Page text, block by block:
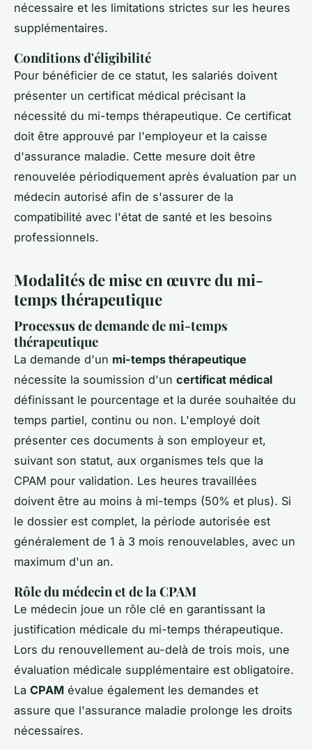
nécessaire et les limitations strictes sur les heures
supplémentaires.
Conditions d'éligibilité
Pour bénéficier de ce statut, les salariés doivent
présenter un certificat médical précisant la
nécessité du mi-temps thérapeutique. Ce certificat
doit être approuvé par l'employeur et la caisse
d'assurance maladie. Cette mesure doit être
renouvelée périodiquement après évaluation par un
médecin autorisé afin de s'assurer de la
compatibilité avec l'état de santé et les besoins
professionnels.
Modalités de mise en œuvre du mi-
temps thérapeutique
Processus de demande de mi-temps
thérapeutique
La demande d'un mi-temps thérapeutique
nécessite la soumission d'un certificat médical
définissant le pourcentage et la durée souhaitée du
temps partiel, continu ou non. L'employé doit
présenter ces documents à son employeur et,
suivant son statut, aux organismes tels que la
CPAM pour validation. Les heures travaillées
doivent être au moins à mi-temps (50% et plus). Si
le dossier est complet, la période autorisée est
généralement de 1 à 3 mois renouvelables, avec un
maximum d'un an.
Rôle du médecin et de la CPAM
Le médecin joue un rôle clé en garantissant la
justification médicale du mi-temps thérapeutique.
Lors du renouvellement au-delà de trois mois, une
évaluation médicale supplémentaire est obligatoire.
La CPAM évalue également les demandes et
assure que l'assurance maladie prolonge les droits
nécessaires.